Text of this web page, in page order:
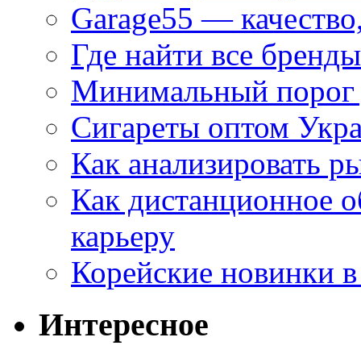
Garage55 —
Где найти все
Минимальный порог
Сигареты оптом
Как анализировать
Как дистанционное
карьеру
Корейские новинки
Интересное